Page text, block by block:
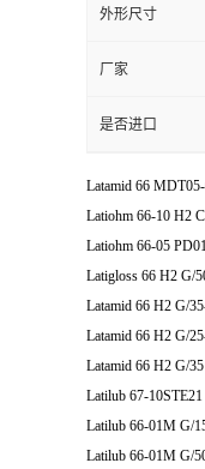
外形尺寸
厂家
是否进口
Latamid 66
Latiohm 66-10 H2
Latiohm 66-05
Latigloss 66 H2
Latamid 66 H2 G/
Latamid 66 H2 G/
Latamid 66 H2 G/
Latilub 67-
Latilub 66-01M G/
Latilub 66-01M G/